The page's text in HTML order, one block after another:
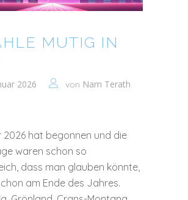
MUTIG IN
2026 von Nam Terath
2026 hat begonnen und die
waren schon so
dass man glauben könnte,
am Ende des Jahres.